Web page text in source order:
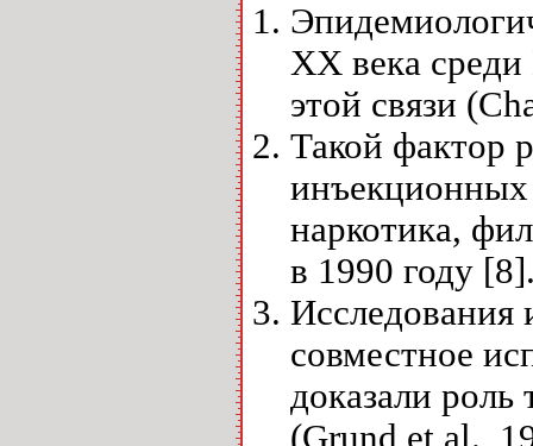
ХХ века
этой связи
Такой фактор
инъекционных
наркотика,
в 1990 году
Исследования
совместное
доказали
(Grund et al.,